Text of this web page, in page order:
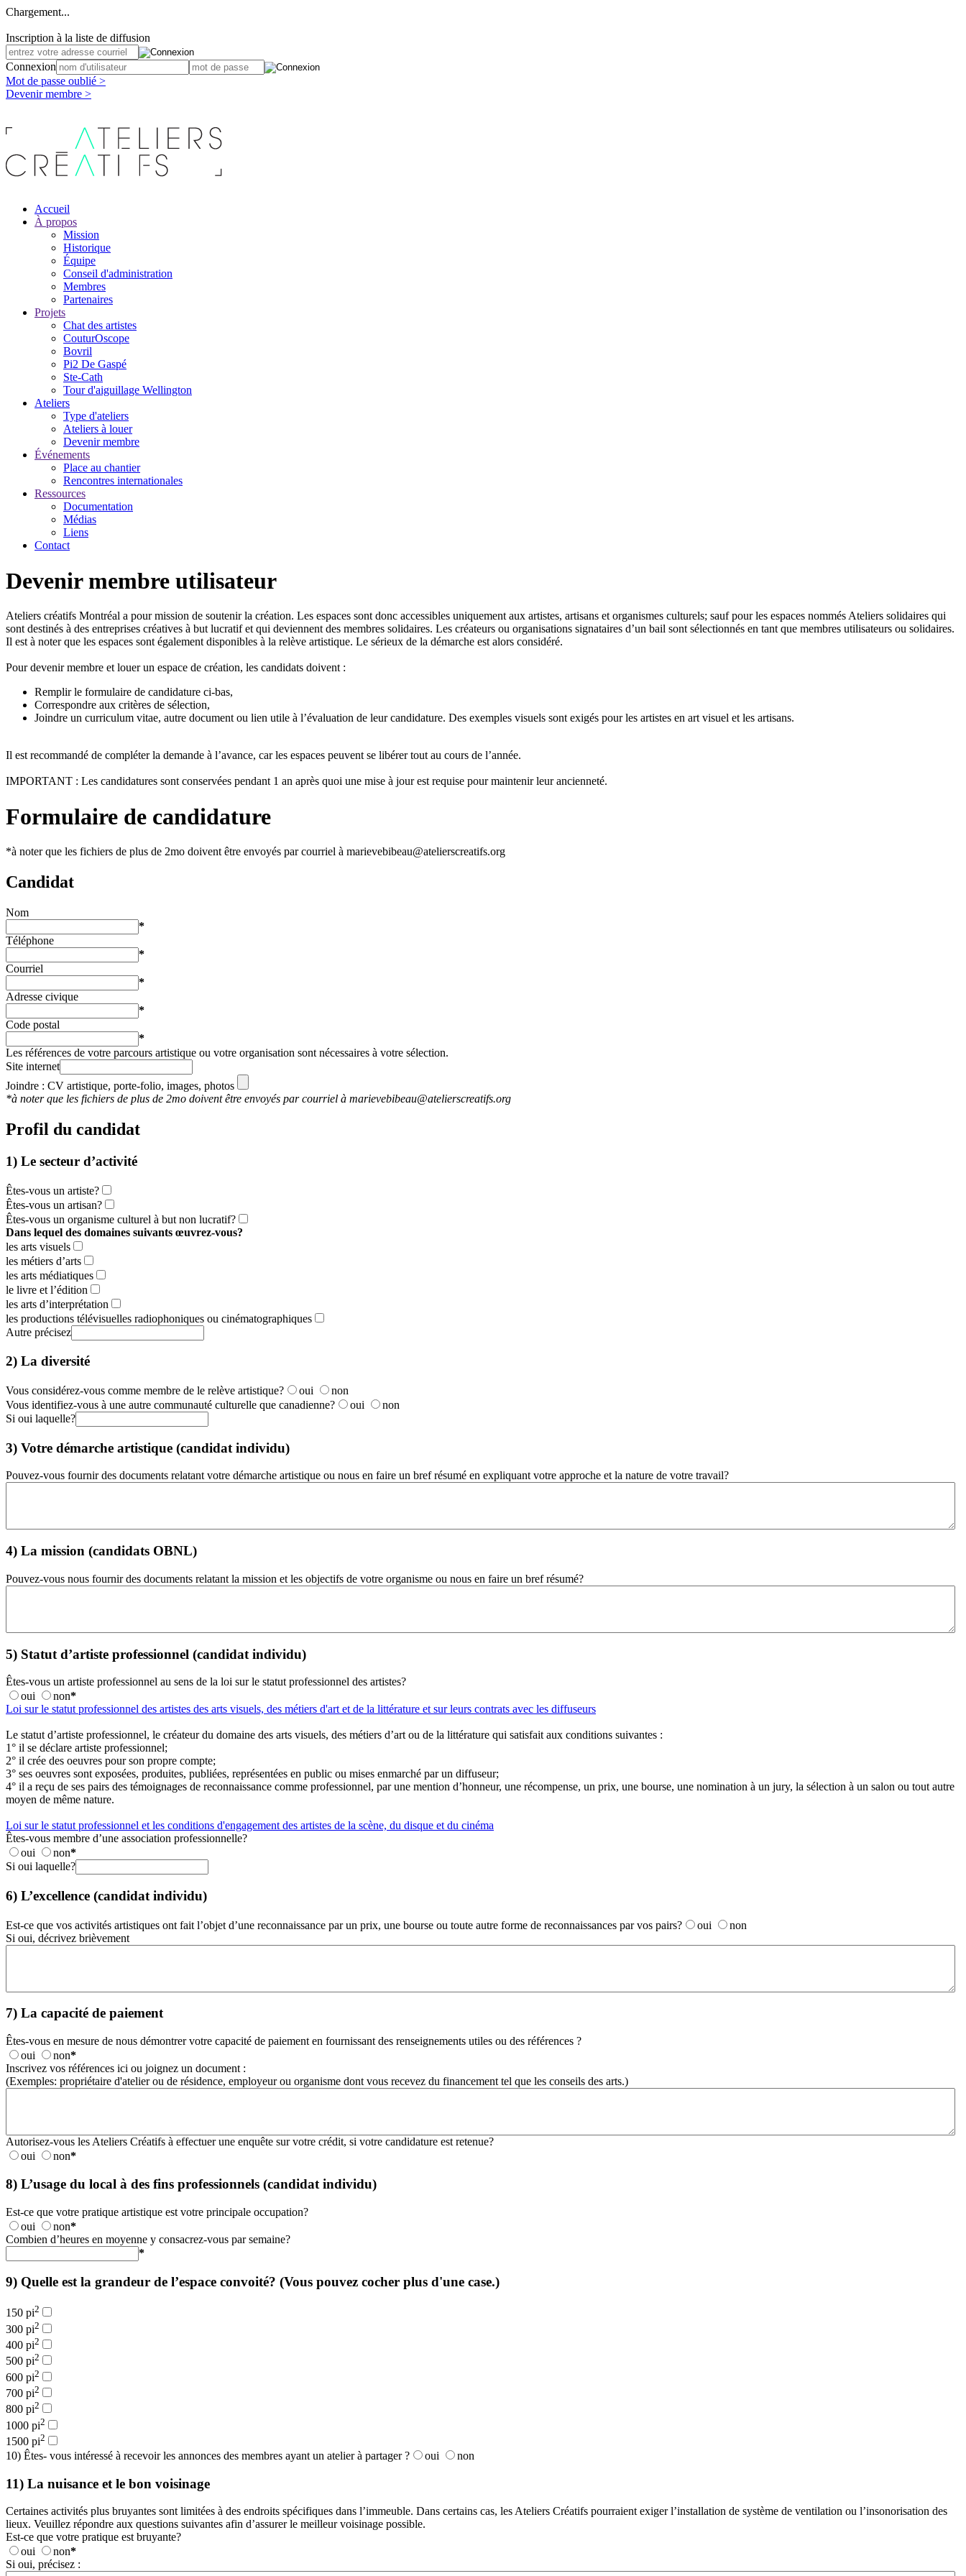
Chargement...
Inscription à la liste de diffusion
Connexion
Mot de passe oublié >
Devenir membre >
Accueil
À propos
Mission
Historique
Équipe
Conseil d'administration
Membres
Partenaires
Projets
Chat des artistes
CouturOscope
Bovril
Pi2 De Gaspé
Ste-Cath
Tour d'aiguillage Wellington
Ateliers
Type d'ateliers
Ateliers à louer
Devenir membre
Événements
Place au chantier
Rencontres internationales
Ressources
Documentation
Médias
Liens
Contact
Devenir membre utilisateur
Ateliers créatifs Montréal a pour mission de soutenir la création. Les espaces sont donc accessibles uniquement aux artistes, artisans et organismes culturels; sauf pour les espaces nommés Ateliers solidaires qui
sont destinés à des entreprises créatives à but lucratif et qui deviennent des membres solidaires. Les créateurs ou organisations signataires d’un bail sont sélectionnés en tant que membres utilisateurs ou solidaires.
Il est à noter que les espaces sont également disponibles à la relève artistique. Le sérieux de la démarche est alors considéré.
Pour devenir membre et louer un espace de création, les candidats doivent :
Remplir le formulaire de candidature ci-bas,
Correspondre aux critères de sélection,
Joindre un curriculum vitae, autre document ou lien utile à l’évaluation de leur candidature. Des exemples visuels sont exigés pour les artistes en art visuel et les artisans.
Il est recommandé de compléter la demande à l’avance, car les espaces peuvent se libérer tout au cours de l’année.
IMPORTANT : Les candidatures sont conservées pendant 1 an après quoi une mise à jour est requise pour maintenir leur ancienneté.
Formulaire de candidature
*à noter que les fichiers de plus de 2mo doivent être envoyés par courriel à marievebibeau@atelierscreatifs.org
Candidat
Nom
*
Téléphone
*
Courriel
*
Adresse civique
*
Code postal
*
Les références de votre parcours artistique ou votre organisation sont nécessaires à votre sélection.
Site internet
Joindre : CV artistique, porte-folio, images, photos
*à noter que les fichiers de plus de 2mo doivent être envoyés par courriel à marievebibeau@atelierscreatifs.org
Profil du candidat
1) Le secteur d’activité
Êtes-vous un artiste?
Êtes-vous un artisan?
Êtes-vous un organisme culturel à but non lucratif?
Dans lequel des domaines suivants œuvrez-vous?
les arts visuels
les métiers d’arts
les arts médiatiques
le livre et l’édition
les arts d’interprétation
les productions télévisuelles radiophoniques ou cinématographiques
Autre précisez
2) La diversité
Vous considérez-vous comme membre de le relève artistique? oui
non
Vous identifiez-vous à une autre communauté culturelle que canadienne?
oui
non
Si oui laquelle?
3) Votre démarche artistique (candidat individu)
Pouvez-vous fournir des documents relatant votre démarche artistique ou nous en faire un bref résumé en expliquant votre approche et la nature de votre travail?
4) La mission (candidats OBNL)
Pouvez-vous nous fournir des documents relatant la mission et les objectifs de votre organisme ou nous en faire un bref résumé?
5) Statut d’artiste professionnel (candidat individu)
Êtes-vous un artiste professionnel au sens de la loi sur le statut professionnel des artistes?
oui
non*
Loi sur le statut professionnel des artistes des arts visuels, des métiers d'art et de la littérature et sur leurs contrats avec les diffuseurs
Le statut d’artiste professionnel, le créateur du domaine des arts visuels, des métiers d’art ou de la littérature qui satisfait aux conditions suivantes :
1° il se déclare artiste professionnel;
2° il crée des oeuvres pour son propre compte;
3° ses oeuvres sont exposées, produites, publiées, représentées en public ou mises enmarché par un diffuseur;
4° il a reçu de ses pairs des témoignages de reconnaissance comme professionnel, par une mention d’honneur, une récompense, un prix, une bourse, une nomination à un jury, la sélection à un salon ou tout autre
moyen de même nature.
Loi sur le statut professionnel et les conditions d'engagement des artistes de la scène, du disque et du cinéma
Êtes-vous membre d’une association professionnelle?
oui
non*
Si oui laquelle?
6) L’excellence (candidat individu)
Est-ce que vos activités artistiques ont fait l’objet d’une reconnaissance par un prix, une bourse ou toute autre forme de reconnaissances par vos pairs? oui
non
Si oui, décrivez brièvement
7) La capacité de paiement
Êtes-vous en mesure de nous démontrer votre capacité de paiement en fournissant des renseignements utiles ou des références ?
oui
non*
Inscrivez vos références ici ou joignez un document :
(Exemples: propriétaire d'atelier ou de résidence, employeur ou organisme dont vous recevez du financement tel que les conseils des arts.)
Autorisez-vous les Ateliers Créatifs à effectuer une enquête sur votre crédit, si votre candidature est retenue?
oui
non*
8) L’usage du local à des fins professionnels (candidat individu)
Est-ce que votre pratique artistique est votre principale occupation?
oui
non*
Combien d’heures en moyenne y consacrez-vous par semaine?
*
9) Quelle est la grandeur de l’espace convoité? (Vous pouvez cocher plus d'une case.)
150 pi2
300 pi2
400 pi2
500 pi2
600 pi2
700 pi2
800 pi2
1000 pi2
1500 pi2
10) Êtes- vous intéressé à recevoir les annonces des membres ayant un atelier à partager ? oui non
11) La nuisance et le bon voisinage
Certaines activités plus bruyantes sont limitées à des endroits spécifiques dans l’immeuble. Dans certains cas, les Ateliers Créatifs pourraient exiger l’installation de système de ventilation ou l’insonorisation des
lieux. Veuillez répondre aux questions suivantes afin d’assurer le meilleur voisinage possible.
Est-ce que votre pratique est bruyante?
oui
non*
Si oui, précisez :